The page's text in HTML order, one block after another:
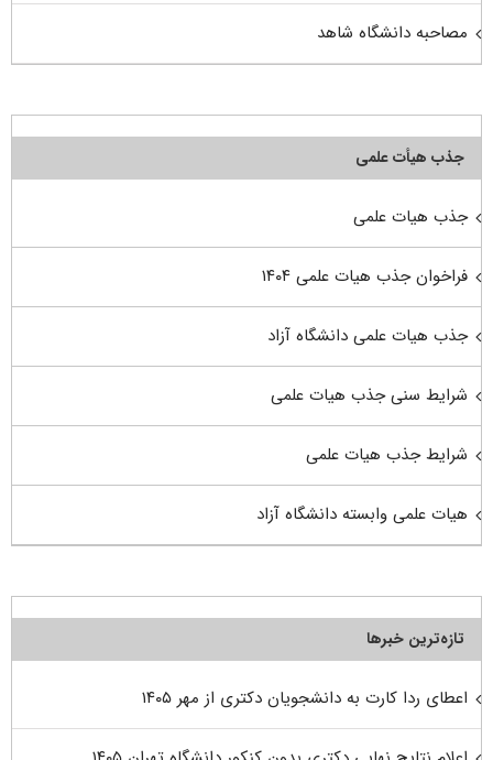
مصاحبه دانشگاه شاهد
جذب هیأت علمی
جذب هیات علمی
فراخوان جذب هیات علمی ۱۴۰۴
جذب هیات علمی دانشگاه آزاد
شرایط سنی جذب هیات علمی
شرایط جذب هیات علمی
هیات علمی وابسته دانشگاه آزاد
تازه‌ترین خبرها
اعطای ردا کارت به دانشجویان دکتری از مهر ۱۴۰۵